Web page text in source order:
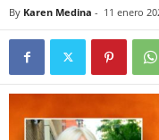
By Karen Medina - 11 enero